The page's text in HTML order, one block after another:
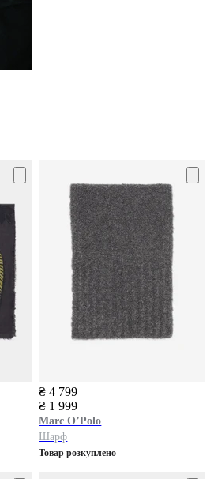
₴ 4 799
₴ 1 999
Marc O’Polo
Шарф
Товар розкуплено